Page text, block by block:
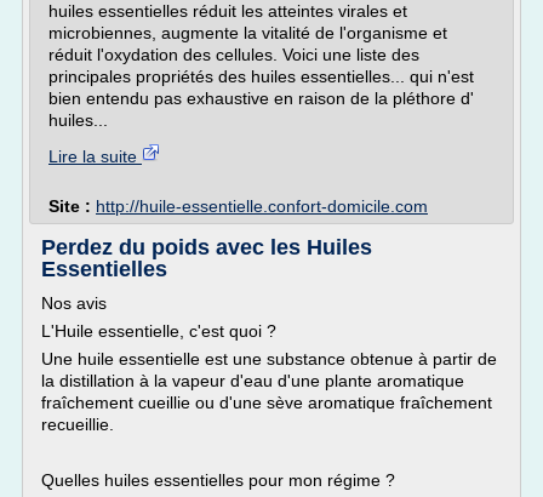
huiles essentielles réduit les atteintes virales et
microbiennes, augmente la vitalité de l'organisme et
réduit l'oxydation des cellules. Voici une liste des
principales propriétés des huiles essentielles... qui n'est
bien entendu pas exhaustive en raison de la pléthore d'
huiles...
Lire la suite
Site : http://huile-essentielle.confort-domicile.com
Perdez du poids avec les Huiles
Essentielles
Nos avis
L'Huile essentielle, c'est quoi ?
Une huile essentielle est une substance obtenue à partir de
la distillation à la vapeur d'eau d'une plante aromatique
fraîchement cueillie ou d'une sève aromatique fraîchement
recueillie.
Quelles huiles essentielles pour mon régime ?